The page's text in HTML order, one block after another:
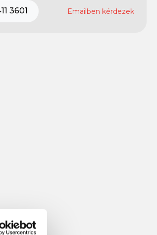
3601 Emailben kérdezek